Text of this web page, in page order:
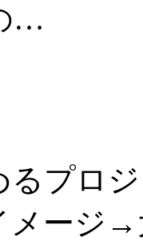
…
るプロ
メージ